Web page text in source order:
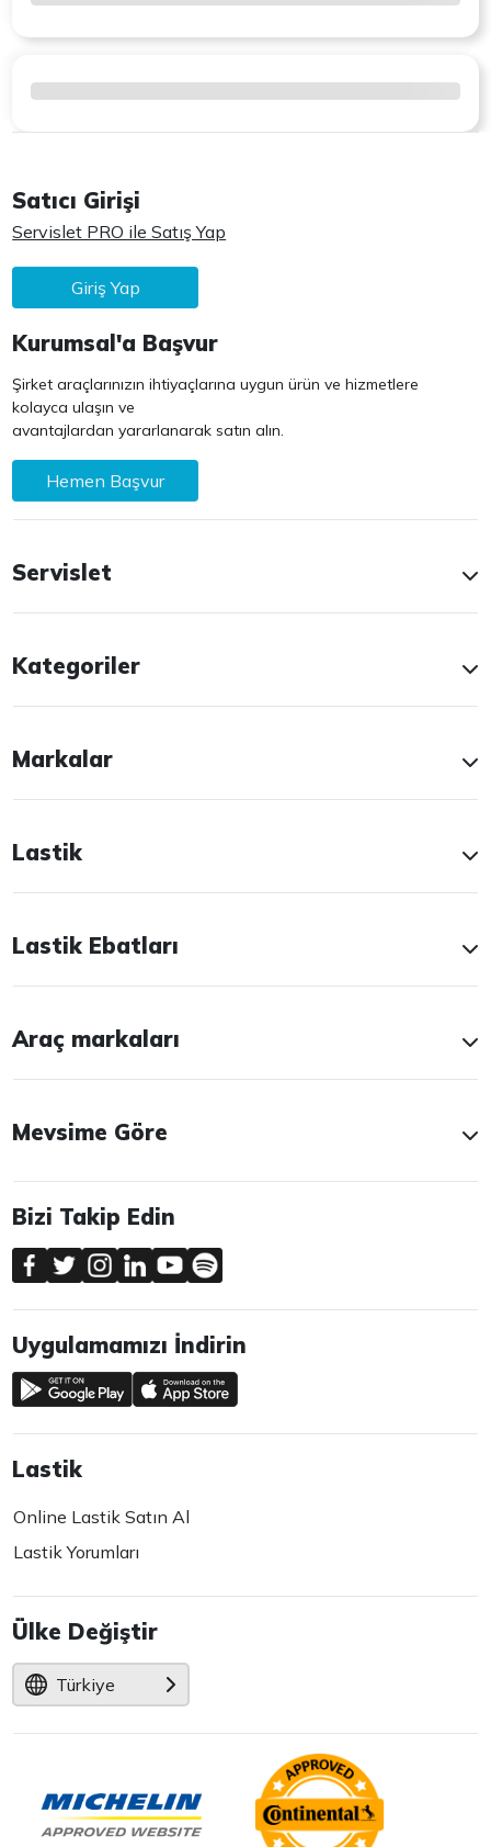
Satıcı Girişi
Servislet PRO ile Satış Yap
Giriş Yap
Kurumsal'a Başvur
Şirket araçlarınızın ihtiyaçlarına uygun ürün ve hizmetlere
kolayca ulaşın ve
avantajlardan yararlanarak satın alın.
Hemen Başvur
Servislet
Kategoriler
Markalar
Lastik
Lastik Ebatları
Araç markaları
Mevsime Göre
Bizi Takip Edin
Uygulamamızı İndirin
Lastik
Online Lastik Satın Al
Lastik Yorumları
Ülke Değiştir
Türkiye